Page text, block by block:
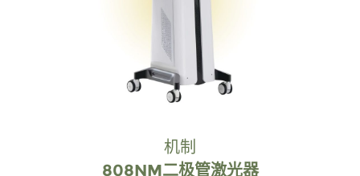
机制
808NM二极管激光器